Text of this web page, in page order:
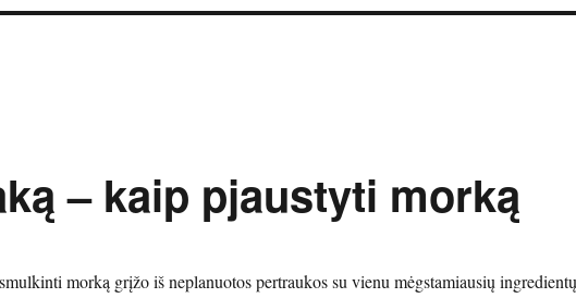
– kaip pjaustyti morką
morką grįžo iš neplanuotos pertraukos su vienu mėgstamiausių ingredientų